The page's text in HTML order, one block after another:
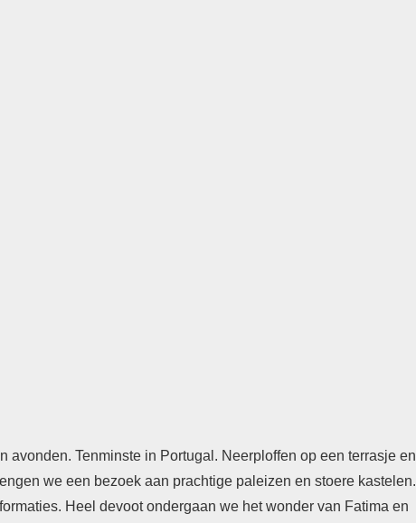
Tenminste in Portugal. Neerploffen op een terrasje en
we een bezoek aan prachtige paleizen en stoere kastelen.
Heel devoot ondergaan we het wonder van Fatima en